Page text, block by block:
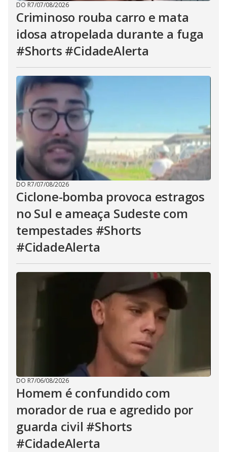
DO R7/07/08/2026
Criminoso rouba carro e mata
idosa atropelada durante a fuga
#Shorts #CidadeAlerta
DO R7/07/08/2026
Ciclone-bomba provoca estragos
no Sul e ameaça Sudeste com
tempestades #Shorts
#CidadeAlerta
DO R7/06/08/2026
Homem é confundido com
morador de rua e agredido por
guarda civil #Shorts
#CidadeAlerta